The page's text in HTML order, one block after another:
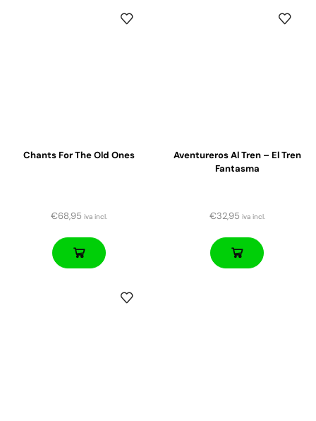
Chants For The Old Ones
€68,95 iva incl.
Aventureros Al Tren – El Tren
Fantasma
€32,95 iva incl.